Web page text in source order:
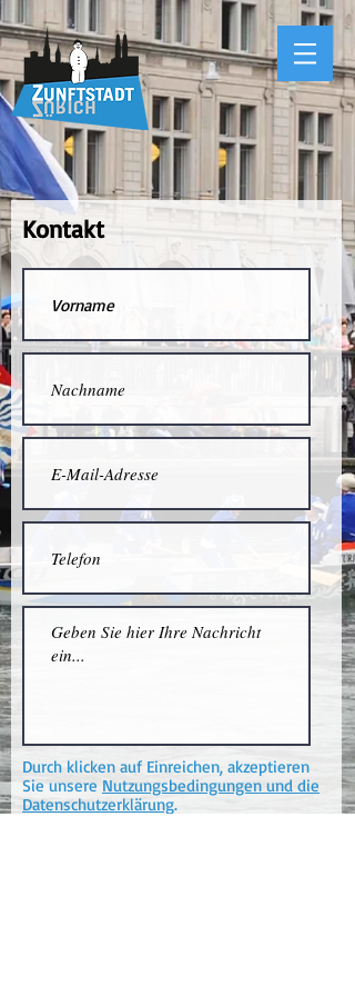
Kontakt
Durch klicken auf Einreichen, akzeptieren
Sie unsere Nutzungsbedingungen und die
Datenschutzerklärung.